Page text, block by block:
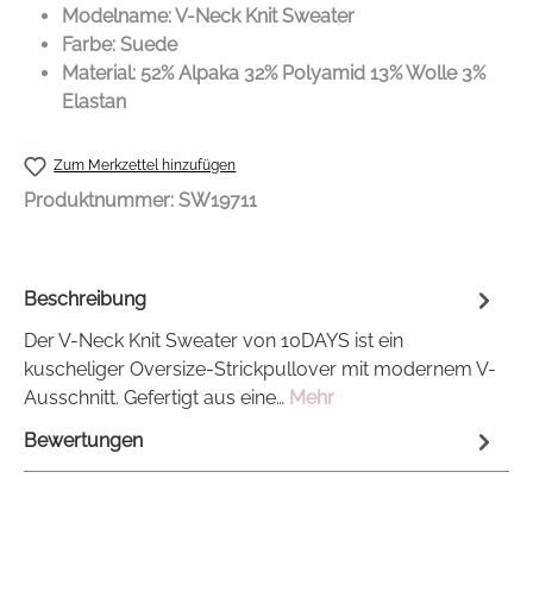
Modelname:V-Neck Knit Sweater
Farbe: Suede
Material: 52% Alpaka 32% Polyamid 13% Wolle 3%
Elastan
Zum Merkzettel hinzufügen
Produktnummer: SW19711
Beschreibung
Der V-Neck Knit Sweater von 10DAYS ist ein
kuscheliger Oversize-Strickpullover mit modernem V-
Ausschnitt. Gefertigt aus eine… Mehr
Bewertungen